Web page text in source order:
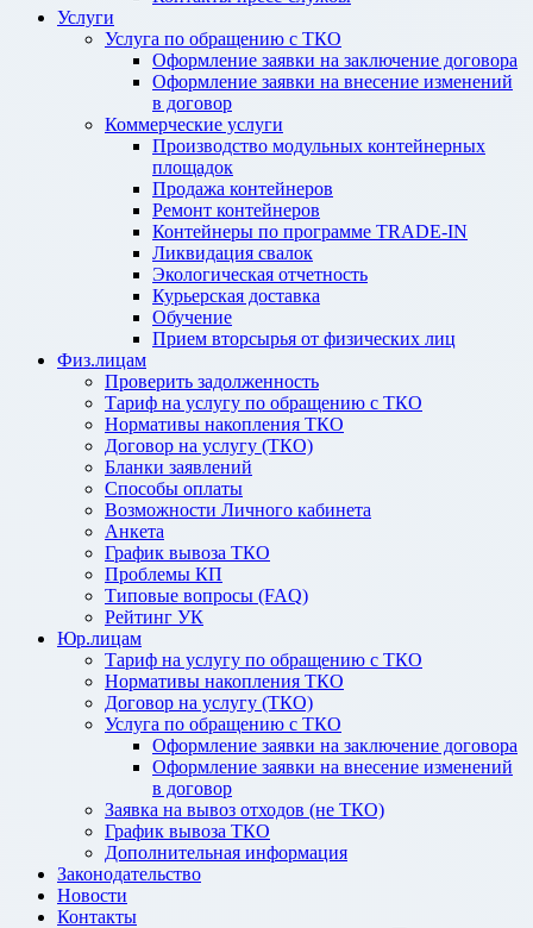
Услуги
Услуга по обращению с ТКО
Оформление заявки на заключение договора
Оформление заявки на внесение изменений
в договор
Коммерческие услуги
Производство модульных контейнерных
площадок
Продажа контейнеров
Ремонт контейнеров
Контейнеры по программе TRADE-IN
Ликвидация свалок
Экологическая отчетность
Курьерская доставка
Обучение
Прием вторсырья от физических лиц
Физ.лицам
Проверить задолженность
Тариф на услугу по обращению с ТКО
Нормативы накопления ТКО
Договор на услугу (ТКО)
Бланки заявлений
Способы оплаты
Возможности Личного кабинета
Анкета
График вывоза ТКО
Проблемы КП
Типовые вопросы (FAQ)
Рейтинг УК
Юр.лицам
Тариф на услугу по обращению с ТКО
Нормативы накопления ТКО
Договор на услугу (ТКО)
Услуга по обращению с ТКО
Оформление заявки на заключение договора
Оформление заявки на внесение изменений
в договор
Заявка на вывоз отходов (не ТКО)
График вывоза ТКО
Дополнительная информация
Законодательство
Новости
Контакты